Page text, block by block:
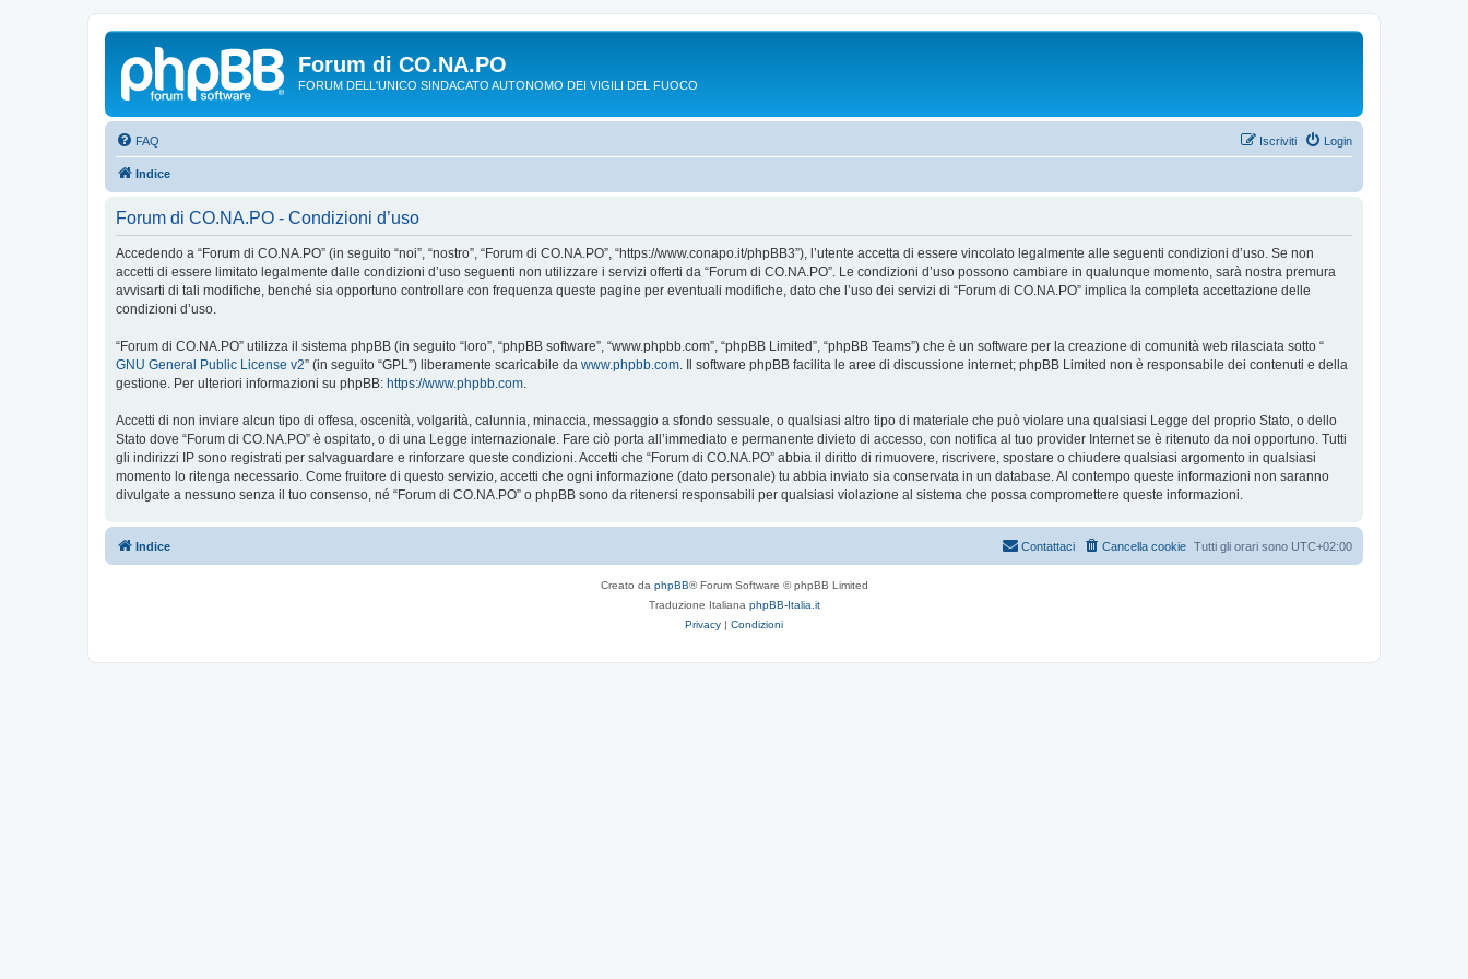
Forum di CO.NA.PO
FORUM DELL'UNICO SINDACATO AUTONOMO DEI VIGILI DEL FUOCO
FAQ Login
Iscriviti
Indice
Forum di CO.NA.PO - Condizioni d’uso
Accedendo a “Forum di CO.NA.PO” (in seguito “noi”, “nostro”, “Forum di CO.NA.PO”, “https://www.conapo.it/phpBB3”), l’utente accetta di essere vincolato legalmente alle seguenti condizioni d’uso. Se non
accetti di essere limitato legalmente dalle condizioni d’uso seguenti non utilizzare i servizi offerti da “Forum di CO.NA.PO”. Le condizioni d’uso possono cambiare in qualunque momento, sarà nostra premura
avvisarti di tali modifiche, benché sia opportuno controllare con frequenza queste pagine per eventuali modifiche, dato che l’uso dei servizi di “Forum di CO.NA.PO” implica la completa accettazione delle
condizioni d’uso.
“Forum di CO.NA.PO” utilizza il sistema phpBB (in seguito “loro”, “phpBB software”, “www.phpbb.com”, “phpBB Limited”, “phpBB Teams”) che è un software per la creazione di comunità web rilasciata sotto “
GNU General Public License v2” (in seguito “GPL”) liberamente scaricabile da www.phpbb.com . Il software phpBB facilita le aree di discussione internet; phpBB Limited non è responsabile dei contenuti e della
gestione. Per ulteriori informazioni su phpBB: https://www.phpbb.com
Accetti di non inviare alcun tipo di offesa, oscenità, volgarità, calunnia, minaccia, messaggio a sfondo sessuale, o qualsiasi altro tipo di materiale che può violare una qualsiasi Legge del proprio Stato, o dello
Stato dove “Forum di CO.NA.PO” è ospitato, o di una Legge internazionale. Fare ciò porta all’immediato e permanente divieto di accesso, con notifica al tuo provider Internet se è ritenuto da noi opportuno. Tutti
gli indirizzi IP sono registrati per salvaguardare e rinforzare queste condizioni. Accetti che “Forum di CO.NA.PO” abbia il diritto di rimuovere, riscrivere, spostare o chiudere qualsiasi argomento in qualsiasi
momento lo ritenga necessario. Come fruitore di questo servizio, accetti che ogni informazione (dato personale) tu abbia inviato sia conservata in un database. Al contempo queste informazioni non saranno
divulgate a nessuno senza il tuo consenso, né “Forum di CO.NA.PO” o phpBB sono da ritenersi responsabili per qualsiasi violazione al sistema che possa compromettere queste informazioni.
Indice Tutti gli orari sono UTC+02:00
Cancella cookie
Contattaci
Creato da phpBB® Forum Software © phpBB Limited
Traduzione Italiana phpBB-Italia.it
Privacy | Condizioni